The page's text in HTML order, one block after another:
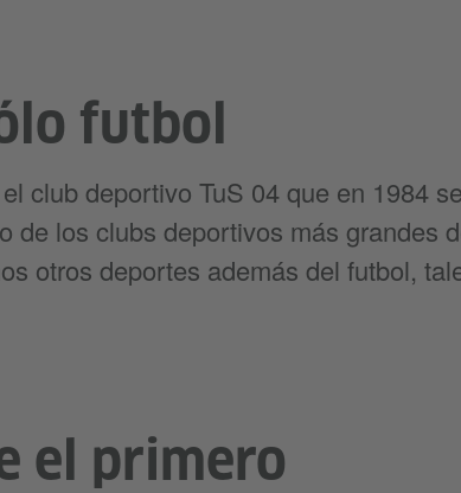
futbol
club deportivo TuS 04 que en 1984
de los clubs deportivos más grandes
otros deportes además del futbol,
el primero